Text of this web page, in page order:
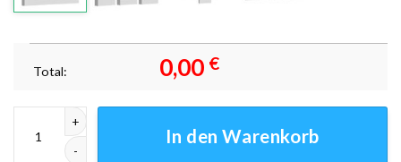
Total: 0,00 €
In den Warenkorb